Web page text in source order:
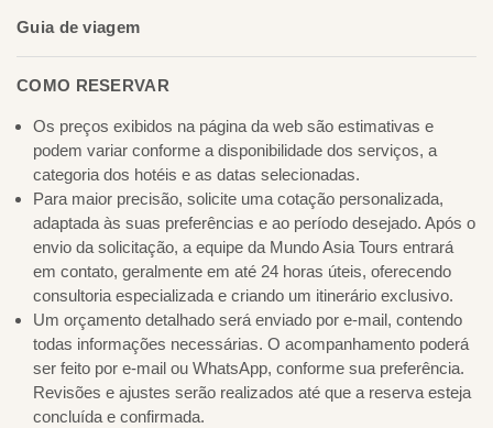
Guia de viagem
COMO RESERVAR
Os preços exibidos na página da web são estimativas e
podem variar conforme a disponibilidade dos serviços, a
categoria dos hotéis e as datas selecionadas.
Para maior precisão, solicite uma cotação personalizada,
adaptada às suas preferências e ao período desejado. Após o
envio da solicitação, a equipe da Mundo Asia Tours entrará
em contato, geralmente em até 24 horas úteis, oferecendo
consultoria especializada e criando um itinerário exclusivo.
Um orçamento detalhado será enviado por e-mail, contendo
todas informações necessárias. O acompanhamento poderá
ser feito por e-mail ou WhatsApp, conforme sua preferência.
Revisões e ajustes serão realizados até que a reserva esteja
concluída e confirmada.